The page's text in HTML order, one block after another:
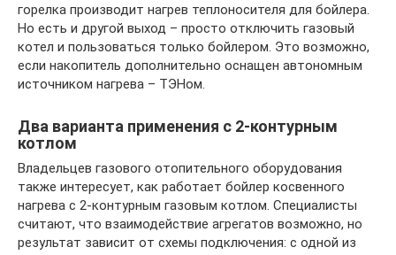
горелка производит нагрев теплоносителя для бойлера.
Но есть и другой выход – просто отключить газовый
котел и пользоваться только бойлером. Это возможно,
если накопитель дополнительно оснащен автономным
источником нагрева – ТЭНом.
Два варианта применения с 2-контурным
котлом
Владельцев газового отопительного оборудования
также интересует, как работает бойлер косвенного
нагрева с 2-контурным газовым котлом. Специалисты
считают, что взаимодействие агрегатов возможно, но
результат зависит от схемы подключения: с одной из